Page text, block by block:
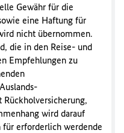
Gewähr für die
eine Haftung für
nicht übernommen.
die in den Reise- und
Empfehlungen zu
wird darauf
für erforderlich werdende